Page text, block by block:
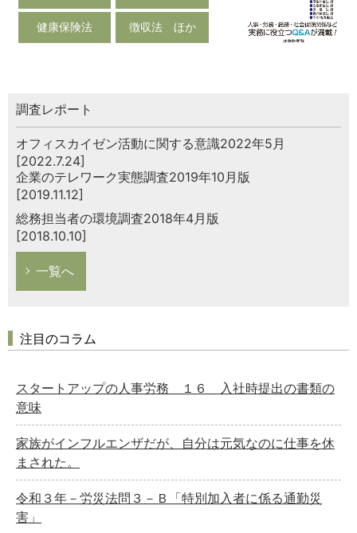
健康保険法 徴収法 ほか
調査レポート
オフィスカイゼン活動に関する意識2022年5月
[2022.7.24]
企業のテレワーク実態調査2019年10月版
[2019.11.12]
総務担当者の環境調査2018年4月版
[2018.10.10]
一覧へ
注目のコラム
スタートアップの人事労務 １６ 入社時提出の書類の
意味
家族がインフルエンザだが、自分は元気なのに仕事を休
まされた。
令和３年－労災法問３－Ｂ「特別加入者に係る通勤災
害」